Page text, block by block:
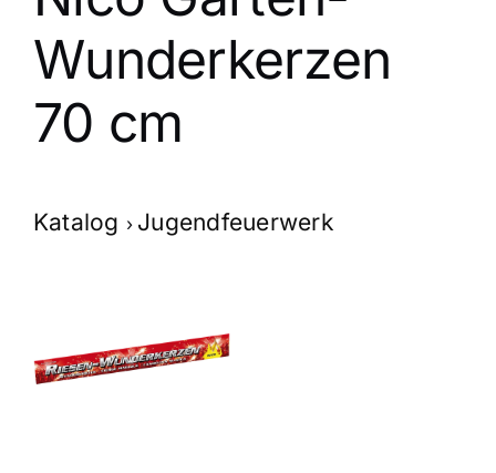
Wunderkerzen
70 cm
Katalog Jugendfeuerwerk